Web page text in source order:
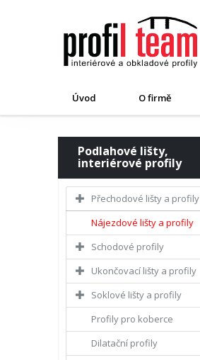
Úvod O firmě
Podlahové lišty,
interiérové profily
Přechodové lišty a profily
Nájezdové lišty a profily
Schodové profily
Ukončovací lišty a profily
Soklové lišty a profily
Profily pro koberce
Dilatační profily